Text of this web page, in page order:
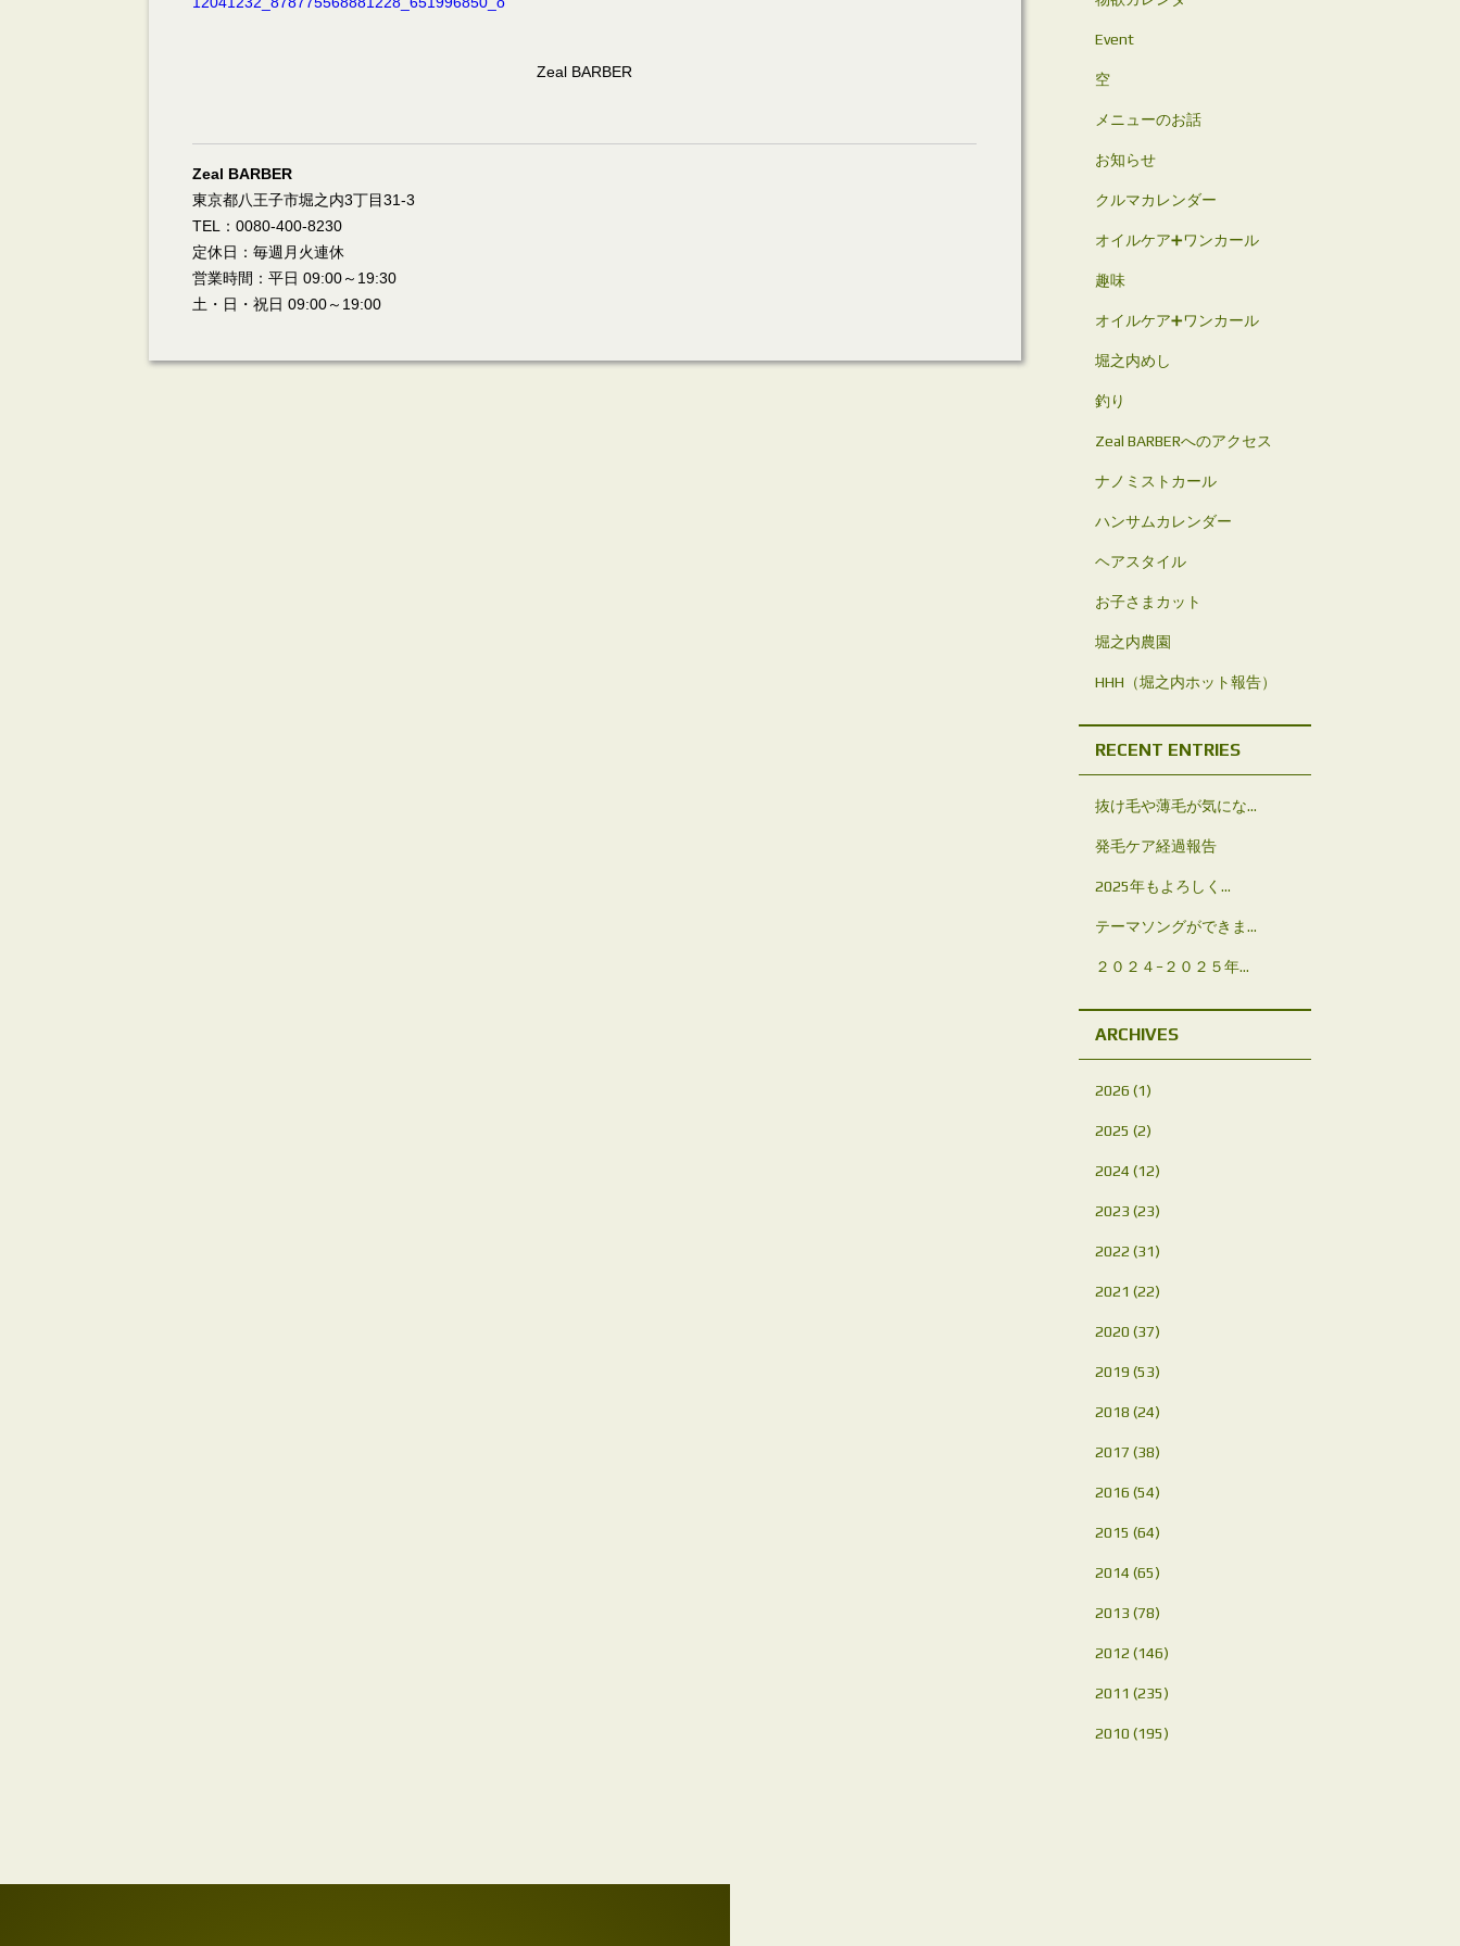
Zeal BARBER
Zeal BARBER
東京都八王子市堀之内3丁目31-3
TEL：0080-400-8230
定休日：毎週月火連休
営業時間：平日 09:00～19:30
土・日・祝日 09:00～19:00
Event
空
メニューのお話
お知らせ
クルマカレンダー
オイルケア➕ワンカール
趣味
オイルケア➕ワンカール
堀之内めし
釣り
Zeal BARBERへのアクセス
ナノミストカール
ハンサムカレンダー
ヘアスタイル
お子さまカット
堀之内農園
HHH（堀之内ホット報告）
RECENT ENTRIES
抜け毛や薄毛が気にな...
発毛ケア経過報告
2025年もよろしく...
テーマソングができま...
２０２４−２０２５年...
ARCHIVES
2026 (1)
2025 (2)
2024 (12)
2023 (23)
2022 (31)
2021 (22)
2020 (37)
2019 (53)
2018 (24)
2017 (38)
2016 (54)
2015 (64)
2014 (65)
2013 (78)
2012 (146)
2011 (235)
2010 (195)